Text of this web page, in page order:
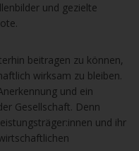
und gezielte
beitragen zu können,
wirksam zu bleiben.
und ein
Gesellschaft. Denn
und ihr